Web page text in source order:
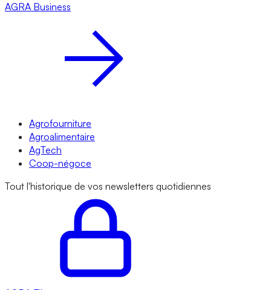
AGRA Business
Agrofourniture
Agroalimentaire
AgTech
Coop-négoce
Tout l'historique de vos newsletters quotidiennes